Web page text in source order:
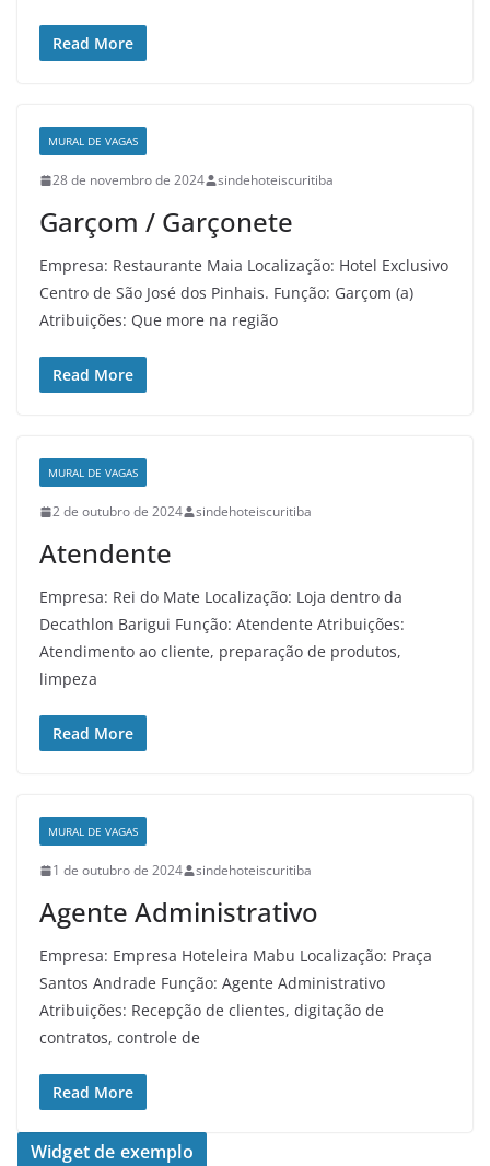
Read More
MURAL DE VAGAS
28 de novembro de 2024 sindehoteiscuritiba
Garçom / Garçonete
Empresa: Restaurante Maia Localização: Hotel Exclusivo
Centro de São José dos Pinhais. Função: Garçom (a)
Atribuições: Que more na região
Read More
MURAL DE VAGAS
2 de outubro de 2024 sindehoteiscuritiba
Atendente
Empresa: Rei do Mate Localização: Loja dentro da
Decathlon Barigui Função: Atendente Atribuições:
Atendimento ao cliente, preparação de produtos,
limpeza
Read More
MURAL DE VAGAS
1 de outubro de 2024 sindehoteiscuritiba
Agente Administrativo
Empresa: Empresa Hoteleira Mabu Localização: Praça
Santos Andrade Função: Agente Administrativo
Atribuições: Recepção de clientes, digitação de
contratos, controle de
Read More
Widget de exemplo